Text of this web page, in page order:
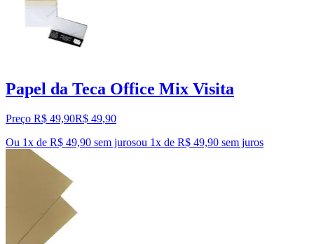
Papel da Teca Office Mix Visita
Preço R$ 49,90R$ 49,90
Ou 1x de R$ 49,90 sem jurosou 1x de R$ 49,90 sem juros